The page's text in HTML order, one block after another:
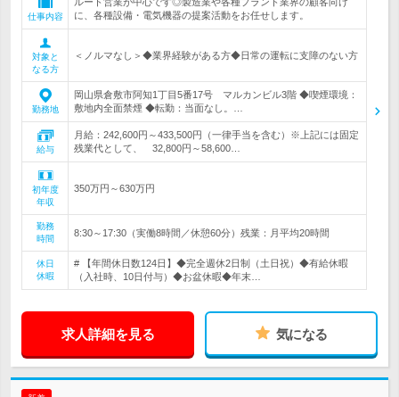
仕事内容
に、各種設備・電気機器の提案活動をお任せします。
対象と
なる方
＜ノルマなし＞◆業界経験がある方◆日常の運転に支障のない方
勤務地
岡山県倉敷市阿知1丁目5番17号 マルカンビル3階 ◆喫煙環境：
敷地内全面禁煙 ◆転勤：当面なし。…
給与
月給：242,600円～433,500円（一律手当を含む）※上記には固定
残業代として、 32,800円～58,600…
初年度
年収
350万円～630万円
勤務
時間
8:30～17:30（実働8時間／休憩60分）残業：月平均20時間
休日
休暇
# 【年間休日数124日】◆完全週休2日制（土日祝）◆有給休暇
（入社時、10日付与）◆お盆休暇◆年末…
求人詳細を見る 気になる